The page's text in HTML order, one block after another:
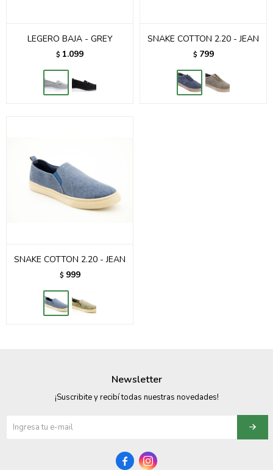
LEGERO BAJA - GREY
$ 1.099
SNAKE COTTON 2.20 - JEAN
$ 799
SNAKE COTTON 2.20 - JEAN
$ 999
Newsletter
¡Suscribite y recibí todas nuestras novedades!
 